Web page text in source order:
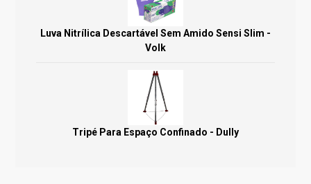
Luva Nitrílica Descartável Sem Amido Sensi Slim -
Volk
Tripé Para Espaço Confinado - Dully